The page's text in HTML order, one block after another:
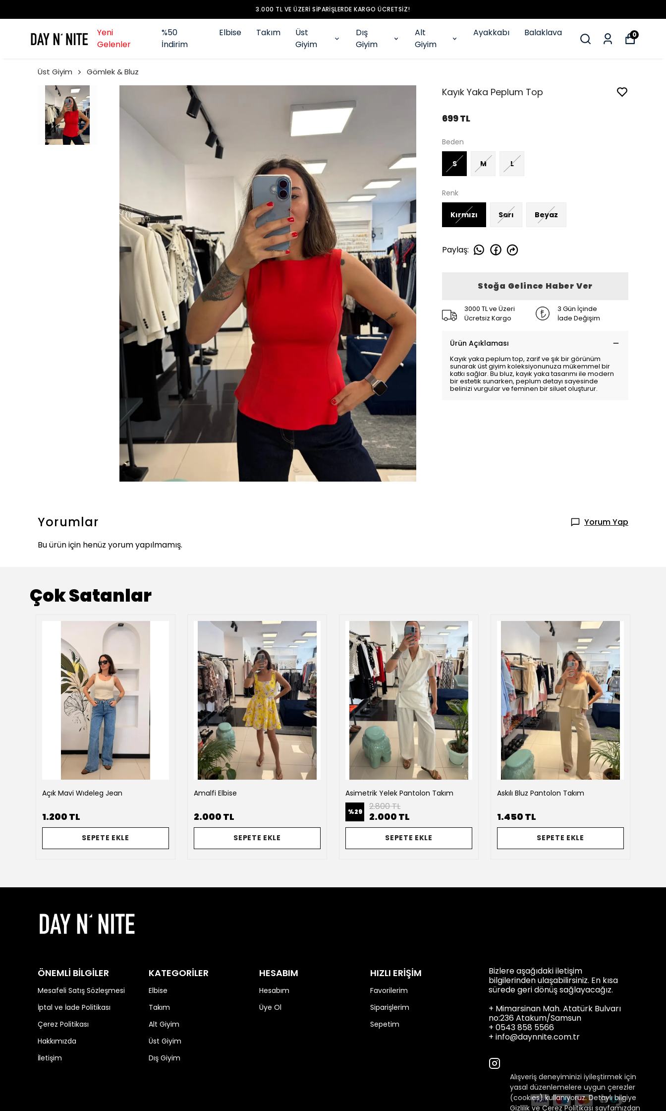
3.000 TL VE ÜZERI SIPARIŞLERDE KARGO ÜCRETSIZ!
Yeni
Gelenler
%50
İndirim
Elbise Takım
Üst
Giyim
Dış
Giyim
Alt
Giyim
Ayakkabı Balaklava 0
Alışveriş deneyiminizi iyileştirmek için
yasal düzenlemelere uygun çerezler
(cookies) kullanıyoruz. Detaylı bilgiye
Gizlilik ve Çerez Politikası sayfamızdan
Üst Giyim Gömlek & Bluz
Kayık Yaka Peplum Top
699 TL
Beden
S M L
Renk
Kırmızı Sarı Beyaz
Paylaş:
Stoğa Gelince Haber Ver
3000 TL ve Üzeri
Ücretsiz Kargo
3 Gün İçinde
İade Değişim
Ürün Açıklaması
Kayık yaka peplum top, zarif ve şık bir görünüm
sunarak üst giyim koleksiyonunuza mükemmel bir
katkı sağlar. Bu bluz, kayık yaka tasarımı ile modern
bir estetik sunarken, peplum detayı sayesinde
belinizi vurgular ve feminen bir siluet oluşturur.
Yorumlar
Yorum Yap
Bu ürün için henüz yorum yapılmamış.
Çok Satanlar
Açık Mavi Wıdeleg Jean
1.200 TL
SEPETE EKLE
Amalfi Elbise
2.000 TL
SEPETE EKLE
Asimetrik Yelek Pantolon Takım
%29 2.800 TL
2.000 TL
SEPETE EKLE
Askılı Bluz Pantolon Takım
1.450 TL
SEPETE EKLE
ÖNEMLİ BİLGİLER
Mesafeli Satış Sözleşmesi
İptal ve İade Politikası
Çerez Politikası
Hakkımızda
İletişim
KATEGORİLER
Elbise
Takım
Alt Giyim
Üst Giyim
Dış Giyim
HESABIM
Hesabım
Üye Ol
HIZLI ERİŞİM
Favorilerim
Siparişlerim
Sepetim
Bizlere aşağıdaki iletişim
bilgilerinden ulaşabilirsiniz. En kısa
sürede geri dönüş sağlayacağız.
+ Mimarsinan Mah. Atatürk Bulvarı
no:236 Atakum/Samsun
+ 0543 858 5566
+ info@daynnite.com.tr